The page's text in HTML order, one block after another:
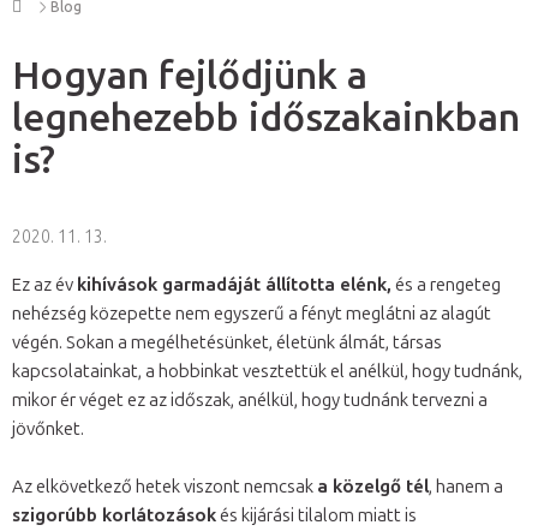
Kezdőlap
Blog
Hogyan fejlődjünk a
legnehezebb időszakainkban
is?
2020. 11. 13.
Ez az év kihívások garmadáját állította elénk, és a rengeteg
nehézség közepette nem egyszerű a fényt meglátni az alagút
végén. Sokan a megélhetésünket, életünk álmát, társas
kapcsolatainkat, a hobbinkat vesztettük el anélkül, hogy tudnánk,
mikor ér véget ez az időszak, anélkül, hogy tudnánk tervezni a
jövőnket.
Az elkövetkező hetek viszont nemcsak a közelgő tél, hanem a
szigorúbb korlátozásokés kijárási tilalom miatt is